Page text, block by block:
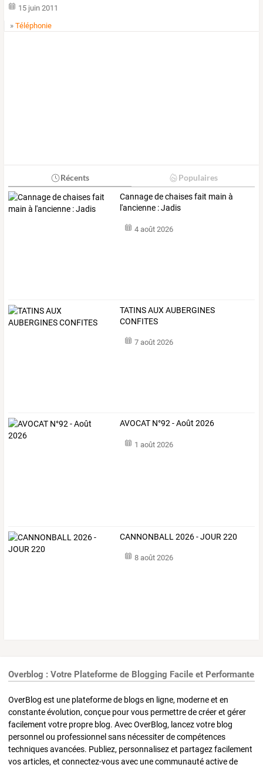
15 juin 2011
»Téléphonie
Récents Populaires
Cannage de chaises fait main à
l'ancienne : Jadis
4 août 2026
TATINS AUX AUBERGINES
CONFITES
7 août 2026
AVOCAT N°92 - Août 2026
1 août 2026
CANNONBALL 2026 - JOUR 220
8 août 2026
Overblog : Votre Plateforme de Blogging Facile et Performante
OverBlog est une plateforme de blogs en ligne, moderne et en
constante évolution, conçue pour vous permettre de créer et gérer
facilement votre propre blog. Avec OverBlog, lancez votre blog
personnel ou professionnel sans nécessiter de compétences
techniques avancées. Publiez, personnalisez et partagez facilement
vos articles, et connectez-vous avec une communauté active de